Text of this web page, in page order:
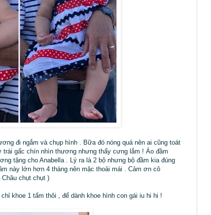
đi ngắm và chụp hình . Bữa đó nóng quá nên ai cũng toát
gấc chín nhìn thương nhưng thấy cưng lắm ! Áo đầm
tặng cho Anabella . Lý ra là 2 bộ nhưng bộ đầm kia đúng
này lớn hơn 4 tháng nên mặc thoải mái . Cảm ơn cô
chụt chụt )
khoe 1 tấm thôi , để dành khoe hình con gái iu hi hi !